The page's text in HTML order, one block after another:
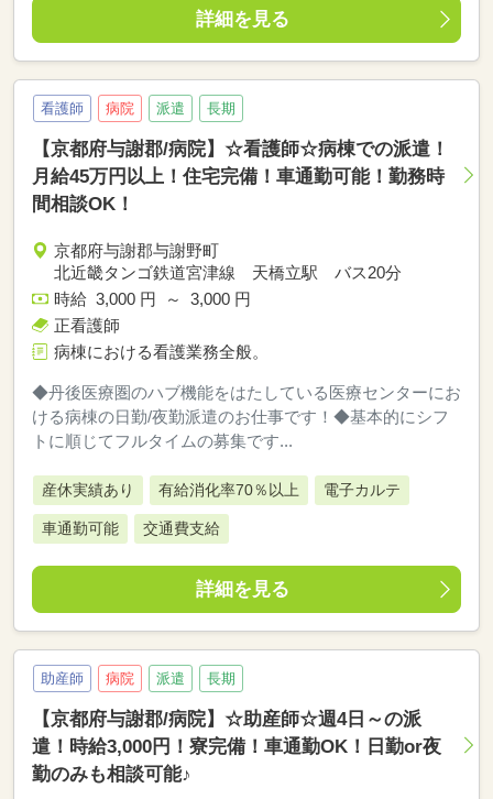
詳細を見る
看護師 病院 派遣 長期
【京都府与謝郡/病院】☆看護師☆病棟での派遣！
月給45万円以上！住宅完備！車通勤可能！勤務時
間相談OK！
京都府与謝郡与謝野町
北近畿タンゴ鉄道宮津線 天橋立駅 バス20分
時給 3,000 円 ～ 3,000 円
正看護師
病棟における看護業務全般。
◆丹後医療圏のハブ機能をはたしている医療センターにお
ける病棟の日勤/夜勤派遣のお仕事です！◆基本的にシフ
トに順じてフルタイムの募集です...
産休実績あり 有給消化率70％以上 電子カルテ
車通勤可能 交通費支給
詳細を見る
助産師 病院 派遣 長期
【京都府与謝郡/病院】☆助産師☆週4日～の派
遣！時給3,000円！寮完備！車通勤OK！日勤or夜
勤のみも相談可能♪